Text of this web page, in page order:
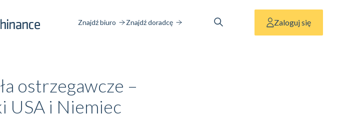
Znajdź biuro Znajdź doradcę Zaloguj się
ostrzegawcze –
USA i Niemiec